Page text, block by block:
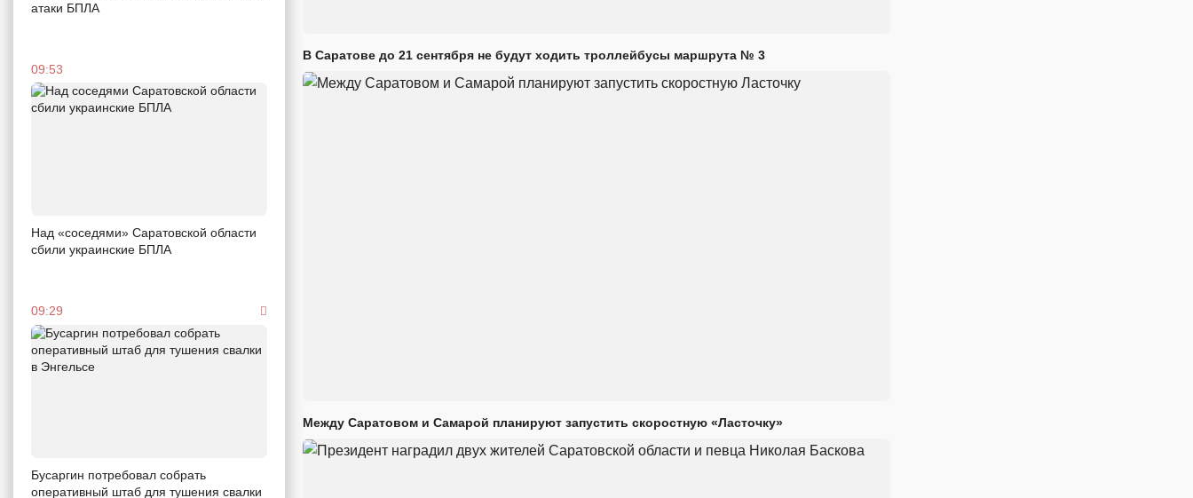
атаки БПЛА
09:53
Над «соседями» Саратовской области
сбили украинские БПЛА
09:29
Бусаргин потребовал собрать
оперативный штаб для тушения свалки
В Саратове до 21 сентября не будут ходить троллейбусы маршрута № 3
Между Саратовом и Самарой планируют запустить скоростную «Ласточку»